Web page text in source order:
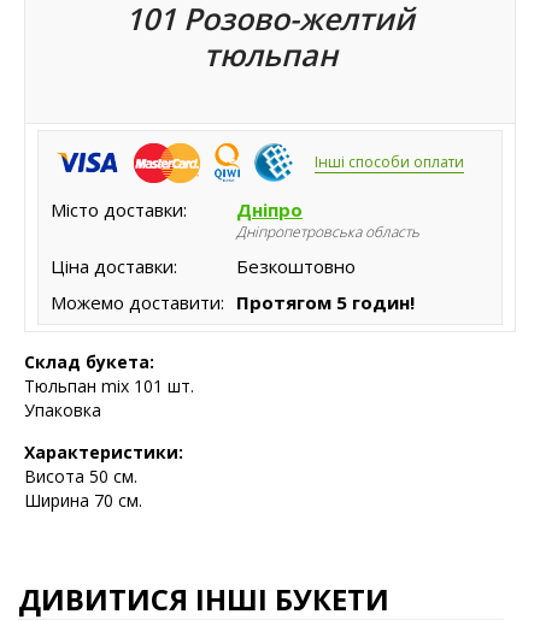
101 Розово-желтий
тюльпан
Інші способи оплати
Місто доставки: Дніпро
Дніпропетровська область
Ціна доставки:
Безкоштовно
Можемо доставити: Протягом 5 годин!
Склад букета:
Тюльпан mix 101 шт.
Упаковка
Характеристики:
Висота 50 см.
Ширина 70 см.
ДИВИТИСЯ ІНШІ БУКЕТИ